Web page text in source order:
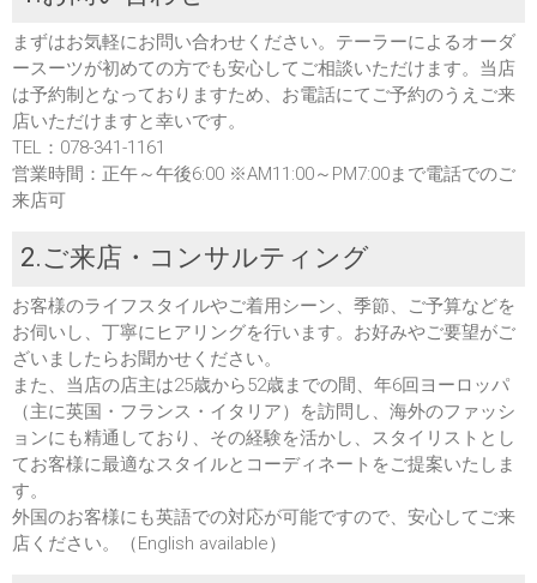
まずはお気軽にお問い合わせください。テーラーによるオーダ
ースーツが初めての方でも安心してご相談いただけます。当店
は予約制となっておりますため、お電話にてご予約のうえご来
店いただけますと幸いです。
TEL：078-341-1161
営業時間：正午～午後6:00 ※AM11:00～PM7:00まで電話でのご
来店可
2.ご来店・コンサルティング
お客様のライフスタイルやご着用シーン、季節、ご予算などを
お伺いし、丁寧にヒアリングを行います。お好みやご要望がご
ざいましたらお聞かせください。
また、当店の店主は25歳から52歳までの間、年6回ヨーロッパ
（主に英国・フランス・イタリア）を訪問し、海外のファッシ
ョンにも精通しており、その経験を活かし、スタイリストとし
てお客様に最適なスタイルとコーディネートをご提案いたしま
す。
外国のお客様にも英語での対応が可能ですので、安心してご来
店ください。（English available）